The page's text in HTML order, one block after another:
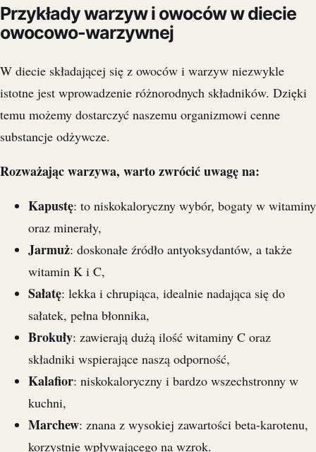
Przykłady warzyw i owoców w diecie
owocowo-warzywnej
W diecie składającej się z owoców i warzyw niezwykle
istotne jest wprowadzenie różnorodnych składników. Dzięki
temu możemy dostarczyć naszemu organizmowi cenne
substancje odżywcze.
Rozważając warzywa, warto zwrócić uwagę na:
Kapustę: to niskokaloryczny wybór, bogaty w witaminy
oraz minerały,
Jarmuż: doskonałe źródło antyoksydantów, a także
witamin K i C,
Sałatę: lekka i chrupiąca, idealnie nadająca się do
sałatek, pełna błonnika,
Brokuły: zawierają dużą ilość witaminy C oraz
składniki wspierające naszą odporność,
Kalafior: niskokaloryczny i bardzo wszechstronny w
kuchni,
Marchew: znana z wysokiej zawartości beta-karotenu,
korzystnie wpływającego na wzrok.